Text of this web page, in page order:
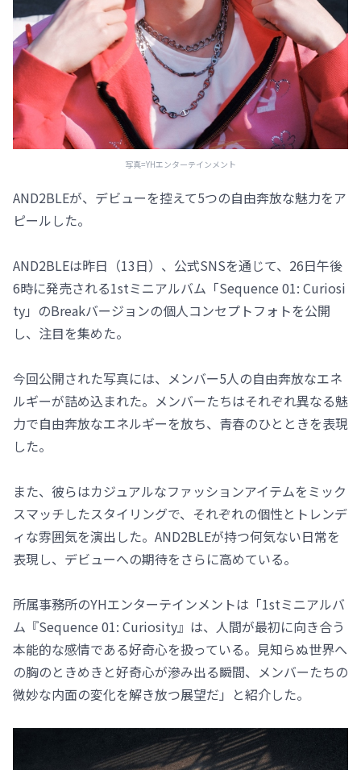
写真=YHエンターテインメント
AND2BLEが、デビューを控えて5つの自由奔放な魅力をア
ピールした。
AND2BLEは昨日（13日）、公式SNSを通じて、26日午後
6時に発売される1stミニアルバム「Sequence 01: Curiosi
ty」のBreakバージョンの個人コンセプトフォトを公開
し、注目を集めた。
今回公開された写真には、メンバー5人の自由奔放なエネ
ルギーが詰め込まれた。メンバーたちはそれぞれ異なる魅
力で自由奔放なエネルギーを放ち、青春のひとときを表現
した。
また、彼らはカジュアルなファッションアイテムをミック
スマッチしたスタイリングで、それぞれの個性とトレンデ
ィな雰囲気を演出した。AND2BLEが持つ何気ない日常を
表現し、デビューへの期待をさらに高めている。
所属事務所のYHエンターテインメントは「1stミニアルバ
ム『Sequence 01: Curiosity』は、人間が最初に向き合う
本能的な感情である好奇心を扱っている。見知らぬ世界へ
の胸のときめきと好奇心が滲み出る瞬間、メンバーたちの
微妙な内面の変化を解き放つ展望だ」と紹介した。